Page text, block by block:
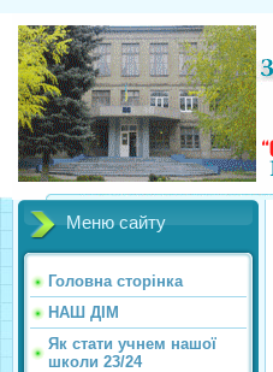
Меню сайту
Головна сторінка
НАШ ДІМ
Як стати учнем нашої
школи 23/24